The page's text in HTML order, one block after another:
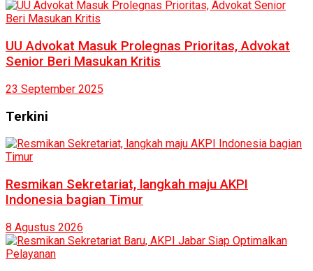
UU Advokat Masuk Prolegnas Prioritas, Advokat
Senior Beri Masukan Kritis
23 September 2025
Terkini
Resmikan Sekretariat, langkah maju AKPI
Indonesia bagian Timur
8 Agustus 2026